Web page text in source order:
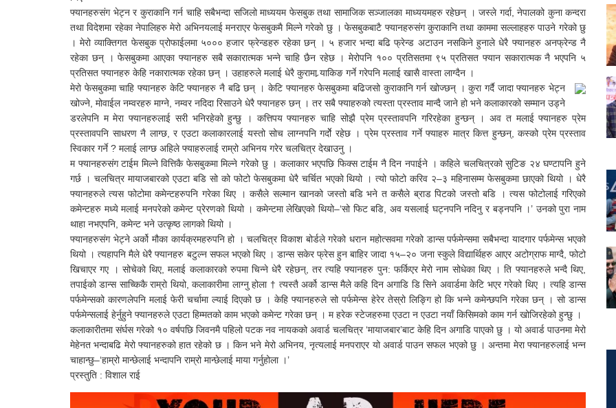
फ्यानहरुसंग भेट्न र कुराकानि गर्न चाहि सबैभन्दा सजिलो माध्ययम फेसबुक तथा सामाजिक सञ्जालका माध्ययमहरु रहेछन् । जस्ले गर्दा, नेपालको कुना कन्दरा
तथा विदेशमा रहेका नेपालिहरु मेरो अभिनयलाई मनराएर फेसबुकमै मिल्ने गरेको छु । फेसबुकबाटै फ्यानहरुसंग कुराकानि तथा काममा सल्लाहहरु पाउने गरेको छु
। मेरो व्याक्तिगत फेसबुक प्रोफाईलमा ५००० हजार फ्रेन्डहरु रहेका छन् । ५ हजार भन्दा बढि फ्रेन्ड अटाउन नसकिने हुनाले धेरै फ्यानहरु अनफ्रेन्ड नै
रहेका छन् । फेसबुकमा आएका फ्यानहरु सबै सकारात्मक भन्ने चाहि छैन रहेछ । मेरोपनि १०० प्रतिसतमा ९५ प्रतिसत फ्यान सकारात्मक नै भएपनि ५
प्रतिसत फ्यानहरु केहि नकारात्मक रहेका छन् । उहाहरुले मलाई धेरै कुरामा र्‍याकिङ गर्ने गरेपनि मलाई खासै वास्ता लाग्दैन ।
मेरो फेसबुकमा चाहि फ्यानहरु केटि फ्यानहरु नै बढि छन् । केटि फ्यानहरु फेसबुकमा बढिजसो कुराकानि गर्न खोज्छन् । कुरा गर्दै जादा फ्यानहरु भेट्न
खोज्ने, मोवाईल नम्वरहरु माग्ने, नम्वर नदिदा रिसाउने धेरै फ्यानहरु छन् । तर सबै फ्याहरुको त्यस्ता प्रस्ताव मान्दै जाने हो भने कलाकारको सम्मान उड्ने
डरलेपनि म मेरा फ्यानहरुलाई सरी भनिरहेको हुन्छु । कत्तिपय फ्यानहरु चाहि सोझै प्रेम प्रस्तावपनि गरिरहेका हुन्छन् । अव त मलाई फ्यानहरु प्रेम
प्रस्तावपनि साधरण नै लाग्छ, र एउटा कलाकारलाई यस्तो सोच लाग्नपनि गर्दोे रहेछ । प्रेम प्रस्ताव गर्ने फ्याहरु मात्र कित्त हुन्छन्, कस्को प्रेम प्रस्ताव
स्विकार गर्ने ? मलाई लाग्छ अहिले फ्याहरुलाई राम्रो अभिनय गरेर चलचित्र देखाउनु ।
म फ्यानहरुसंग टाईम मिल्ने वित्तिकै फेसबुकमा मिल्ने गरेको छु । कलाकार भएपछि फिक्स टाईम नै दिन नपाईने । कहिले चलचित्रको सुटिङ २४ घण्टापनि हुने
गर्छ । चलचित्र मायाजबारको एउटा बडि सो को फोटो फेसबुकमा धेरै चर्चित भएको थियो । त्यो फोटो करिव २–३ महिनासम्म फेसबुकमा छाएको थियो । धेरै
फ्यानहरुले त्यस फोटोमा कमेन्टहरुपनि गरेका थिए । कसैले सल्मान खानको जस्तो बडि भने त कसैले ब्राड पिटको जस्तो बडि । त्यस फोटोलाई गरिएको
कमेन्टहरु मध्ये मलाई मनपरेको कमेन्ट प्रेरणको थियो । कमेन्टमा लेखिएको थियो–‘सो फिट बडि, अव यसलाई घट्नपनि नदिनु र बड्नपनि ।’ उनको पुरा नाम
थाहा नभएपनि, कमेन्ट भने उत्कृष्ठ लागको थियो ।
फ्यानहरुसंग भेट्ने अर्को मौका कार्यक्रमहरुपनि हो । चलचित्र विकाश बोर्डले गरेको धरान महोत्सवमा गरेको डान्स पर्फमेन्समा सबैभन्दा यादगार पर्फमेन्स भएको
थियो । त्यहापनि मैले धेरै फ्यानहरु बटुल्न सफल भएको थिए । डान्स सकेर फ्रेस हुन बाहिर जादा १५–२० जना स्कुले विद्यार्थिहरु आएर अटोग्राफ माग्दै, फोटो
खिचाएर गए । सोचेको थिए, मलाई कलाकारको रुपमा चिन्ने धेरै रहेछन्, तर त्यहि फ्यानहरु पुन: फर्किएर मेरो नाम सोधेका थिए । ति फ्यानहरुले भन्दै थिए,
तपाईको डान्स साच्किकै राम्रो थियो, कलाकारीमा लाग्नु होला † त्यस्तै अर्को डान्स मैले कहि दिन अगाडि डि सिने अवार्डमा केटि भएर गरेको थिए । त्यहि डान्स
पर्फमेन्सको कारणलेपनि मलाई फेरी चर्चामा ल्याई दिएको छ । केहि फ्यानहरुले सो पर्फमेन्स हेरेर तेस्रो लिङ्गि हो कि भन्ने कमेन्छपनि गरेका छन् । सो डान्स
पर्फमेन्सलाई हेर्नुहुने फ्यानहरुले एउटा हिम्मतको काम भएको कमेन्ट गरेका छन् । म हरेक स्टेजहरुमा एउटा न एउटा नयाँ किसिमको काम गर्न खोजिरहेको हुन्छु ।
कलाकारीतमा संर्घस गरेको १० वर्षपछि जिवनमै पहिलो पटक नव नायकको अवार्ड चलचित्र ‘मायाजबार’बाट केहि दिन अगाडि पाएको छु । यो अवार्ड पाउनमा मेरो
मेहेनत भन्दाबढि मेरो फ्यानहरुको हात रहेको छ । किन भने मेरो अभिनय, नृत्यलाई मनपराएर यो अवार्ड पाउन सफल भएको छु । अन्तमा मेरा फ्यानहरुलाई भन्न
चाहान्छु–‘हाम्रो मान्छेलाई भन्दापनि राम्रो मान्छेलाई माया गर्नुहोला ।’
प्रस्तुति : विशाल राई